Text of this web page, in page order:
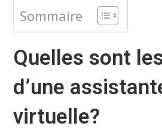
Sommaire
Quelles sont
d’une
virtuelle?